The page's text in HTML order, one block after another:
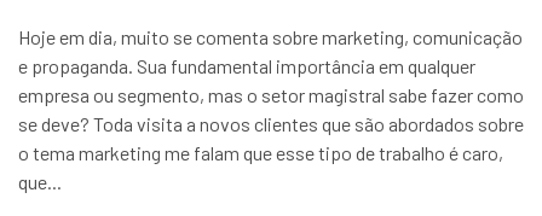
Hoje em dia, muito se comenta sobre marketing, comunicação
e propaganda. Sua fundamental importância em qualquer
empresa ou segmento, mas o setor magistral sabe fazer como
se deve? Toda visita a novos clientes que são abordados sobre
o tema marketing me falam que esse tipo de trabalho é caro,
que...